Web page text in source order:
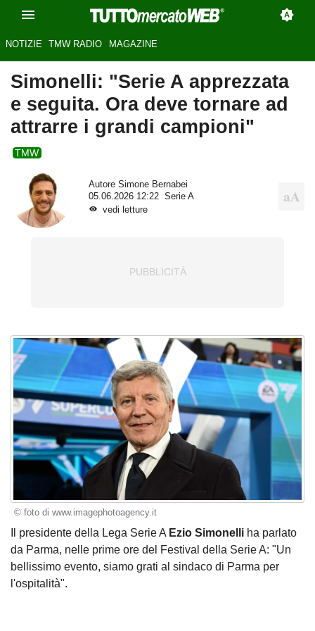
NOTIZIE TMW RADIO MAGAZINE
Simonelli: "Serie A apprezzata
e seguita. Ora deve tornare ad
attrarre i grandi campioni"
TMW
Autore Simone Bernabei
05.06.2026 12:22
Serie A
vedi letture
© foto di www.imagephotoagency.it
Il presidente della Lega Serie A Ezio Simonelli ha parlato
da Parma, nelle prime ore del Festival della Serie A: "Un
bellissimo evento, siamo grati al sindaco di Parma per
l'ospitalità".